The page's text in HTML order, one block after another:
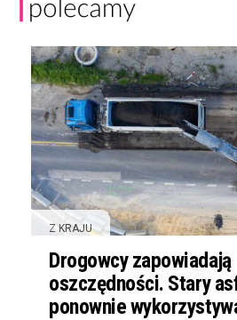
Z KRAJU
Drogowcy zapowiadają
oszczędności. Stary
ponownie